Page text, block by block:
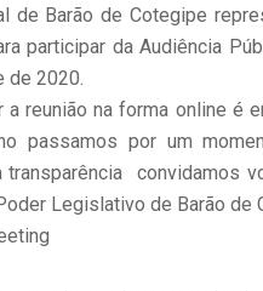
de Barão de Cotegipe
participar da Audiência
de 2020.
reunião na forma online é
passamos por um
convidamos
Legislativo de Barão de